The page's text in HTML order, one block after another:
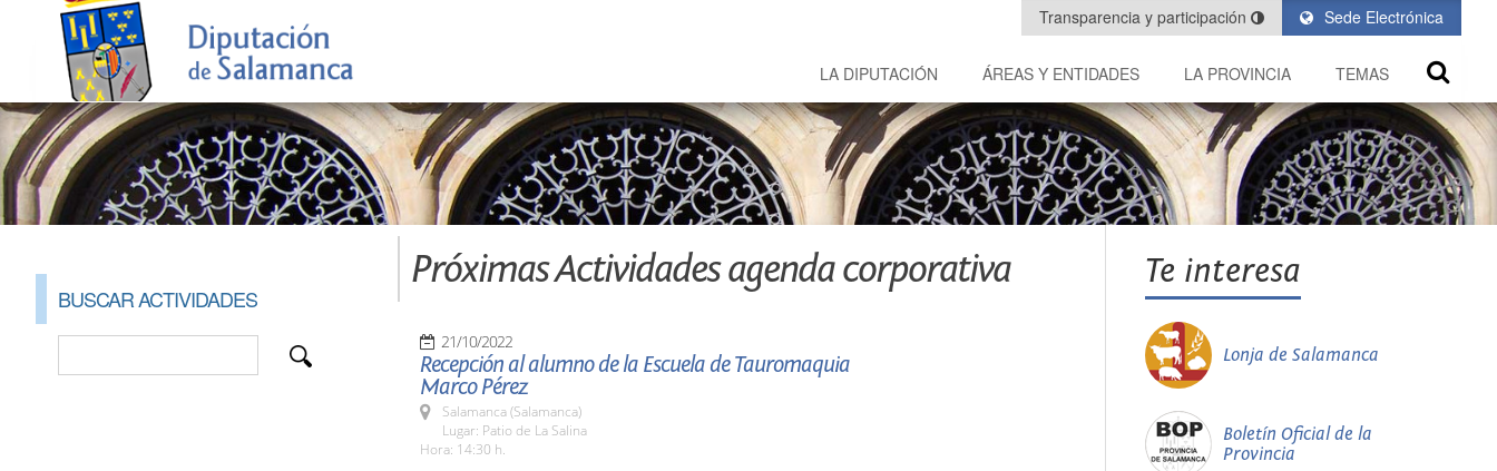
Sede Electrónica
Transparencia y participación
LA DIPUTACIÓN ÁREAS Y ENTIDADES LA PROVINCIA TEMAS
BUSCAR ACTIVIDADES
Próximas Actividades agenda corporativa
21/10/2022
Recepción al alumno de la Escuela de Tauromaquia
Marco Pérez
Salamanca (Salamanca)
Lugar: Patio de La Salina
Hora: 14:30 h.
Te interesa
Lonja de Salamanca
Boletín Oficial de la
Provincia